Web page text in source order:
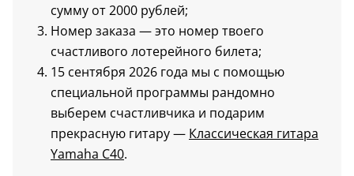
сумму от 2000 рублей;
Номер заказа — это номер твоего
счастливого лотерейного билета;
15 сентября 2026 года мы с помощью
специальной программы рандомно
выберем счастливчика и подарим
прекрасную гитару — Классическая гитара
Yamaha C40.